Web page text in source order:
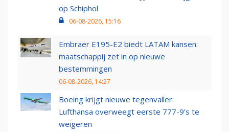
op Schiphol
06-08-2026, 15:16
Embraer E195-E2 biedt LATAM kansen:
maatschappij zet in op nieuwe
bestemmingen
06-08-2026, 14:27
Boeing krijgt nieuwe tegenvaller:
Lufthansa overweegt eerste 777-9’s te
weigeren